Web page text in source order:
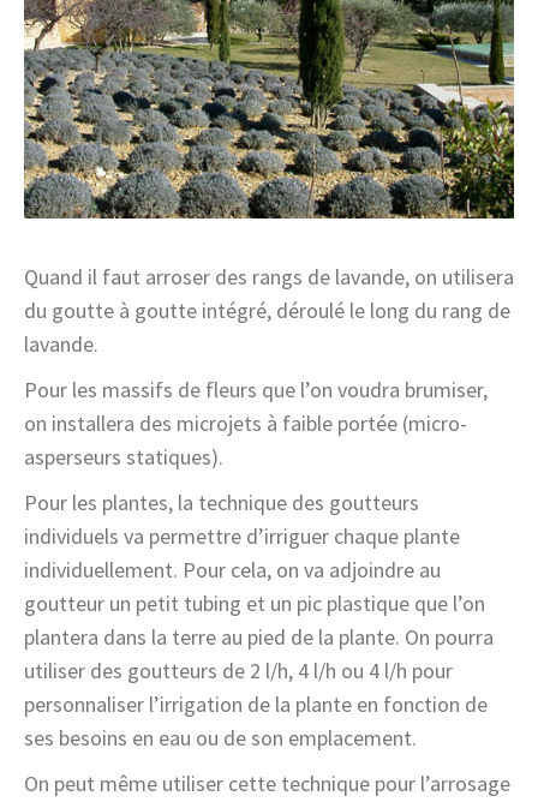
Quand il faut arroser des rangs de lavande, on utilisera
du goutte à goutte intégré, déroulé le long du rang de
lavande.
Pour les massifs de fleurs que l’on voudra brumiser,
on installera des microjets à faible portée (micro-
asperseurs statiques).
Pour les plantes, la technique des goutteurs
individuels va permettre d’irriguer chaque plante
individuellement. Pour cela, on va adjoindre au
goutteur un petit tubing et un pic plastique que l’on
plantera dans la terre au pied de la plante. On pourra
utiliser des goutteurs de 2 l/h, 4 l/h ou 4 l/h pour
personnaliser l’irrigation de la plante en fonction de
ses besoins en eau ou de son emplacement.
On peut même utiliser cette technique pour l’arrosage